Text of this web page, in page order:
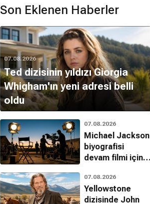
Son Eklenen Haberler
07.08.2026
Ted dizisinin yıldızı Giorgia
Whigham'ın yeni adresi belli
oldu
07.08.2026
Michael Jackson
biyografisi
devam filmi için
belli oldu
07.08.2026
Yellowstone
dizisinde John